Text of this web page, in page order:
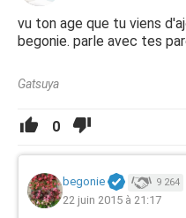
vu ton age que tu viens
begonie. parle avec tes
Gatsuya
0
begonie 9 264
22 juin 2015 à 21:17